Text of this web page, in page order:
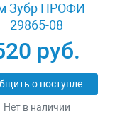
Зубр ПРОФИ
29865-08
руб.
Сообщить о поступлении
Нет в наличии